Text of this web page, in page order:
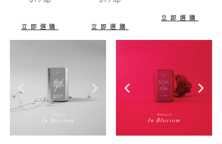
立即選購 立即選購
立即選購